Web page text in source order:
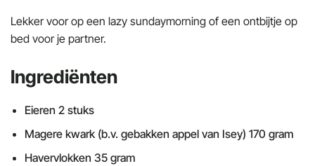
Lekker voor op een lazy sundaymorning of een ontbijtje op
bed voor je partner.
Ingrediënten
Eieren 2 stuks
Magere kwark (b.v. gebakken appel van Isey) 170 gram
Havervlokken 35 gram